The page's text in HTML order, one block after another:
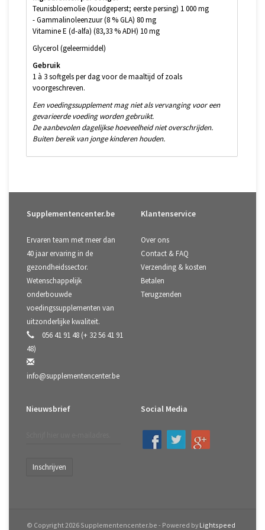
Teunisbloemolie (koudgeperst; eerste persing) 1 000 mg
- Gammalinoleenzuur (8 % GLA) 80 mg
Vitamine E (d-alfa) (83,33 % ADH) 10 mg
Glycerol (geleermiddel)
Gebruik
1 à 3 softgels per dag voor de maaltijd of zoals
voorgeschreven.
Een voedingssupplement mag niet als vervanging voor een
gevarieerde voeding worden gebruikt.
De aanbevolen dagelijkse hoeveelheid niet overschrijden.
Buiten bereik van jonge kinderen houden.
Supplementencenter.be
Ervaren team met meer dan
40 jaar ervaring in de
gezondheidssector.
Wetenschappelijk
onderbouwde
voedingssupplementen van
uitzonderlijke kwaliteit.
056 41 91 48 (+ 32 56 41 91
48)
info@supplementencenter.be
Klantenservice
Over ons
Contact & FAQ
Verzending & kosten
Betalen
Terugzenden
Nieuwsbrief
Inschrijven
Social Media
© Copyright 2026 Supplementencenter.be - Powered by Lightspeed